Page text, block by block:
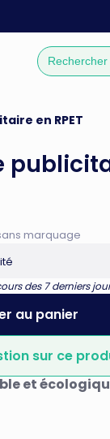
en RPET
marquage
des 7 derniers
au panier
sur ce
et